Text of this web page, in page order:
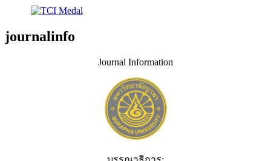
journalinfo
Journal Information